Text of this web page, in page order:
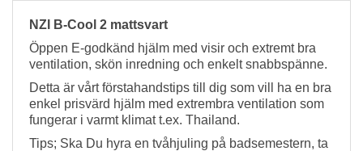
NZI B-Cool 2 mattsvart
Öppen E-godkänd hjälm med visir och extremt bra
ventilation, skön inredning och enkelt snabbspänne.
Detta är vårt förstahandstips till dig som vill ha en bra
enkel prisvärd hjälm med extrembra ventilation som
fungerar i varmt klimat t.ex. Thailand.
Tips; Ska Du hyra en tvåhjuling på badsemestern, ta